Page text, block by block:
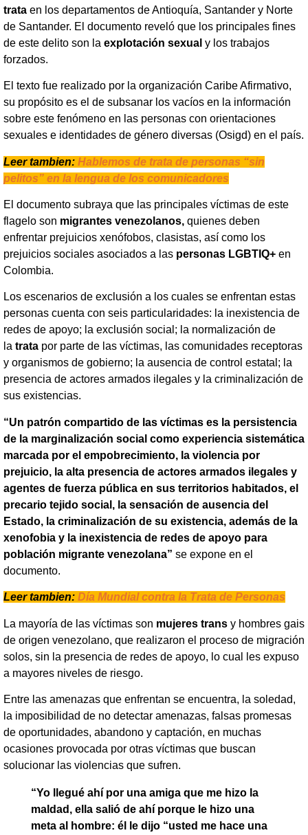
trata en los departamentos de Antioquía, Santander y Norte
de Santander. El documento reveló que los principales fines
de este delito son la explotación sexual y los trabajos
forzados.
El texto fue realizado por la organización Caribe Afirmativo,
su propósito es el de subsanar los vacíos en la información
sobre este fenómeno en las personas con orientaciones
sexuales e identidades de género diversas (Osigd) en el país.
Leer tambien: Hablemos de trata de personas “sin
pelitos” en la lengua de los comunicadores
El documento subraya que las principales víctimas de este
flagelo son migrantes venezolanos, quienes deben
enfrentar prejuicios xenófobos, clasistas, así como los
prejuicios sociales asociados a las personas LGBTIQ+ en
Colombia.
Los escenarios de exclusión a los cuales se enfrentan estas
personas cuenta con seis particularidades: la inexistencia de
redes de apoyo; la exclusión social; la normalización de
la trata por parte de las víctimas, las comunidades receptoras
y organismos de gobierno; la ausencia de control estatal; la
presencia de actores armados ilegales y la criminalización de
sus existencias.
“Un patrón compartido de las víctimas es la persistencia
de la marginalización social como experiencia sistemática
marcada por el empobrecimiento, la violencia por
prejuicio, la alta presencia de actores armados ilegales y
agentes de fuerza pública en sus territorios habitados, el
precario tejido social, la sensación de ausencia del
Estado, la criminalización de su existencia, además de la
xenofobia y la inexistencia de redes de apoyo para
población migrante venezolana” se expone en el
documento.
Leer tambien: Día Mundial contra la Trata de Personas
La mayoría de las víctimas son mujeres trans y hombres gais
de origen venezolano, que realizaron el proceso de migración
solos, sin la presencia de redes de apoyo, lo cual les expuso
a mayores niveles de riesgo.
Entre las amenazas que enfrentan se encuentra, la soledad,
la imposibilidad de no detectar amenazas, falsas promesas
de oportunidades, abandono y captación, en muchas
ocasiones provocada por otras víctimas que buscan
solucionar las violencias que sufren.
“Yo llegué ahí por una amiga que me hizo la
maldad, ella salió de ahí porque le hizo una
meta al hombre: él le dijo “usted me hace una